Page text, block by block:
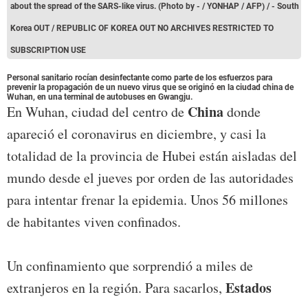
about the spread of the SARS-like virus. (Photo by - / YONHAP / AFP) / - South
Korea OUT / REPUBLIC OF KOREA OUT NO ARCHIVES RESTRICTED TO
SUBSCRIPTION USE
Personal sanitario rocían desinfectante como parte de los esfuerzos para
prevenir la propagación de un nuevo virus que se originó en la ciudad china de
Wuhan, en una terminal de autobuses en Gwangju.
En Wuhan, ciudad del centro de Chinadonde
apareció el coronavirus en diciembre, y casi la
totalidad de la provincia de Hubei están aisladas del
mundo desde el jueves por orden de las autoridades
para intentar frenar la epidemia. Unos 56 millones
de habitantes viven confinados.
Un confinamiento que sorprendió a miles de
extranjeros en la región. Para sacarlos, Estados